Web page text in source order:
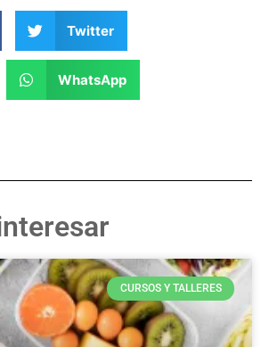
Twitter
WhatsApp
CURSOS Y TALLERES